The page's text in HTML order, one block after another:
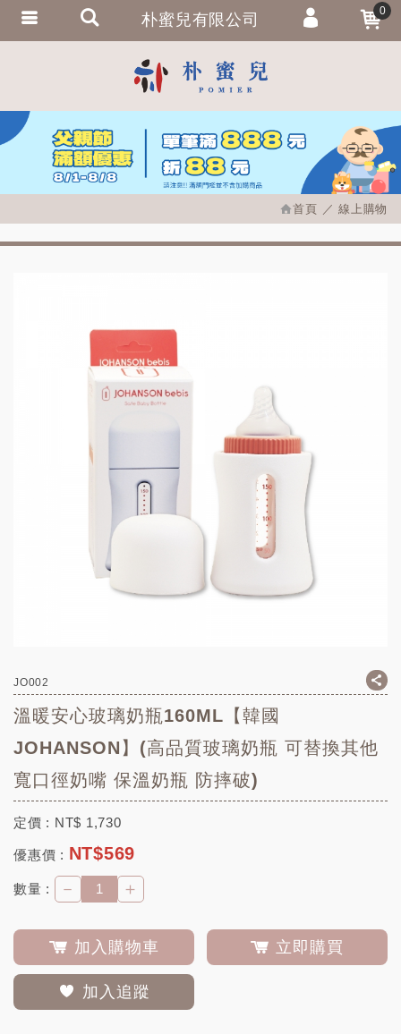
首頁 線上購物
JO002
溫暖安心玻璃奶瓶160ML【韓國
JOHANSON】(高品質玻璃奶瓶 可替換其他
寬口徑奶嘴 保溫奶瓶 防摔破)
定價 : NT$ 1,730
優惠價 : NT$569
數量 : － ＋
加入購物車 立即購買
加入追蹤
朴蜜兒有限公司 0
會員登入
會員註冊
忘記密碼
訂單查詢
匯款通知
繁體中文